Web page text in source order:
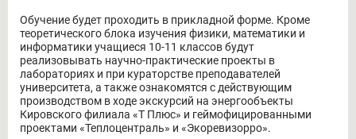
Обучение будет проходить в прикладной форме. Кроме
теоретического блока изучения физики, математики и
информатики учащиеся 10-11 классов будут
реализовывать научно-практические проекты в
лабораториях и при кураторстве преподавателей
университета, а также ознакомятся с действующим
производством в ходе экскурсий на энергообъекты
Кировского филиала «Т Плюс» и геймофицированными
проектами «Теплоцентраль» и «Экоревизорро».